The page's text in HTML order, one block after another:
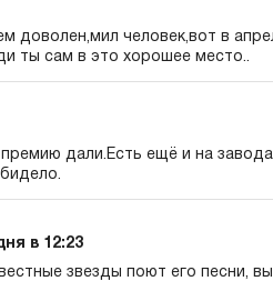
доволен,мил человек,вот в
ты сам в это хорошее место..
дали.Есть ещё и на
в 12:23
звезды поют его песни,